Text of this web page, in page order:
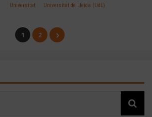
Universitat Universitat de Lleida (UdL)
1 2